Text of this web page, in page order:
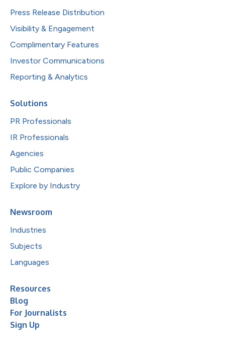
Press Release Distribution
Visibility & Engagement
Complimentary Features
Investor Communications
Reporting & Analytics
Solutions
PR Professionals
IR Professionals
Agencies
Public Companies
Explore by Industry
Newsroom
Industries
Subjects
Languages
Resources
Blog
For Journalists
Sign Up